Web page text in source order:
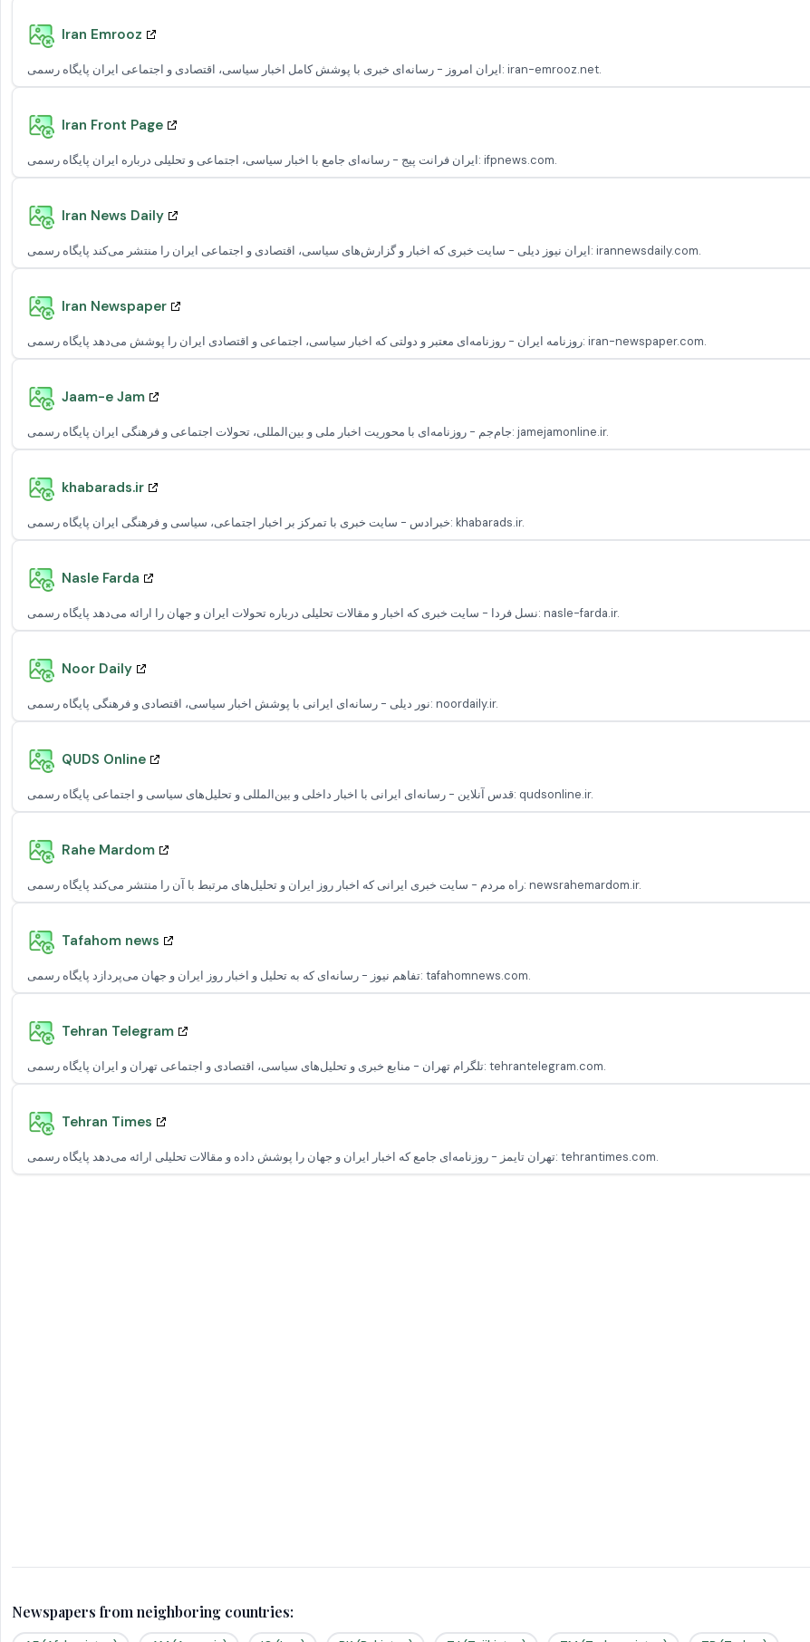
Iran Emrooz
ایران امروز - رسانه‌ای خبری با پوشش کامل اخبار سیاسی، اقتصادی و اجتماعی ایران پایگاه رسمی: iran-emrooz.net.
Iran Front Page
ایران فرانت پیج - رسانه‌ای جامع با اخبار سیاسی، اجتماعی و تحلیلی درباره ایران پایگاه رسمی: ifpnews.com.
Iran News Daily
ایران نیوز دیلی - سایت خبری که اخبار و گزارش‌های سیاسی، اقتصادی و اجتماعی ایران را منتشر می‌کند پایگاه رسمی: irannewsdaily.com.
Iran Newspaper
روزنامه ایران - روزنامه‌ای معتبر و دولتی که اخبار سیاسی، اجتماعی و اقتصادی ایران را پوشش می‌دهد پایگاه رسمی: iran-newspaper.com.
Jaam-e Jam
جام‌جم - روزنامه‌ای با محوریت اخبار ملی و بین‌المللی، تحولات اجتماعی و فرهنگی ایران پایگاه رسمی: jamejamonline.ir.
khabarads.ir
خبرادس - سایت خبری با تمرکز بر اخبار اجتماعی، سیاسی و فرهنگی ایران پایگاه رسمی: khabarads.ir.
Nasle Farda
نسل فردا - سایت خبری که اخبار و مقالات تحلیلی درباره تحولات ایران و جهان را ارائه می‌دهد پایگاه رسمی: nasle-farda.ir.
Noor Daily
نور دیلی - رسانه‌ای ایرانی با پوشش اخبار سیاسی، اقتصادی و فرهنگی پایگاه رسمی: noordaily.ir.
QUDS Online
قدس آنلاین - رسانه‌ای ایرانی با اخبار داخلی و بین‌المللی و تحلیل‌های سیاسی و اجتماعی پایگاه رسمی: qudsonline.ir.
Rahe Mardom
راه مردم - سایت خبری ایرانی که اخبار روز ایران و تحلیل‌های مرتبط با آن را منتشر می‌کند پایگاه رسمی: newsrahemardom.ir.
Tafahom news
تفاهم نیوز - رسانه‌ای که به تحلیل و اخبار روز ایران و جهان می‌پردازد پایگاه رسمی: tafahomnews.com.
Tehran Telegram
تلگرام تهران - منابع خبری و تحلیل‌های سیاسی، اقتصادی و اجتماعی تهران و ایران پایگاه رسمی: tehrantelegram.com.
Tehran Times
تهران تایمز - روزنامه‌ای جامع که اخبار ایران و جهان را پوشش داده و مقالات تحلیلی ارائه می‌دهد پایگاه رسمی: tehrantimes.com.
Newspapers from neighboring countries: